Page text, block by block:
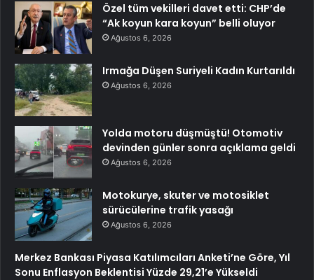
Özel tüm vekilleri davet etti: CHP’de
“Ak koyun kara koyun” belli oluyor
Ağustos 6, 2026
Irmağa Düşen Suriyeli Kadın Kurtarıldı
Ağustos 6, 2026
Yolda motoru düşmüştü! Otomotiv
devinden günler sonra açıklama geldi
Ağustos 6, 2026
Motokurye, skuter ve motosiklet
sürücülerine trafik yasağı
Ağustos 6, 2026
Merkez Bankası Piyasa Katılımcıları Anketi’ne Göre, Yıl
Sonu Enflasyon Beklentisi Yüzde 29,21’e Yükseldi